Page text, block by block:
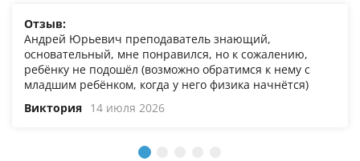
Отзыв:
Андрей Юрьевич преподаватель знающий,
основательный, мне понравился, но к сожалению,
ребёнку не подошёл (возможно обратимся к нему с
младшим ребёнком, когда у него физика начнётся)
Виктория 14 июля 2026